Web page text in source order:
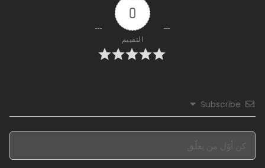
0
التقييم
Subscribe